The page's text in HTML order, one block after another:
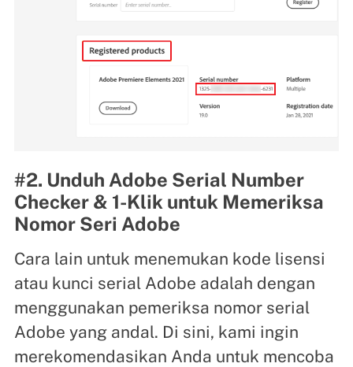
#2. Unduh Adobe Serial Number
Checker & 1-Klik untuk Memeriksa
Nomor Seri Adobe
Cara lain untuk menemukan kode lisensi
atau kunci serial Adobe adalah dengan
menggunakan pemeriksa nomor serial
Adobe yang andal. Di sini, kami ingin
merekomendasikan Anda untuk mencoba